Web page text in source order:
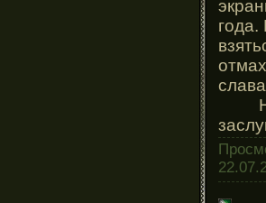
года.